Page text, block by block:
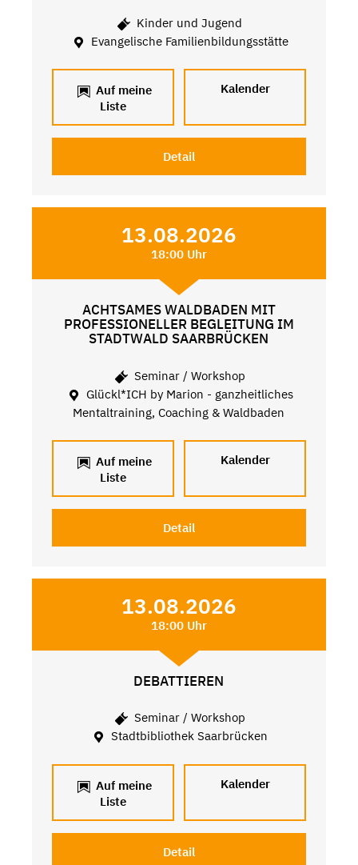
Kinder und Jugend
Evangelische Familienbildungsstätte
Auf meine
Liste
Kalender
Detail
13.08.2026
18:00 Uhr
ACHTSAMES WALDBADEN MIT
PROFESSIONELLER BEGLEITUNG IM
STADTWALD SAARBRÜCKEN
Seminar / Workshop
Glückl*ICH by Marion - ganzheitliches
Mentaltraining, Coaching & Waldbaden
Auf meine
Liste
Kalender
Detail
13.08.2026
18:00 Uhr
DEBATTIEREN
Seminar / Workshop
Stadtbibliothek Saarbrücken
Auf meine
Liste
Kalender
Detail